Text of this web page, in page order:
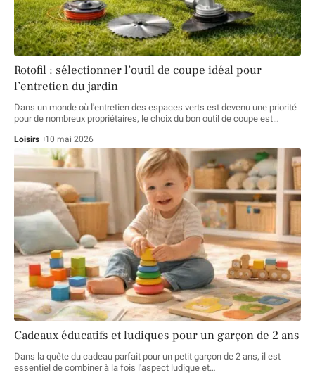
Rotofil : sélectionner l’outil de coupe idéal pour
l’entretien du jardin
Dans un monde où l'entretien des espaces verts est devenu une priorité
pour de nombreux propriétaires, le choix du bon outil de coupe est…
Loisirs 10 mai 2026
Cadeaux éducatifs et ludiques pour un garçon de 2 ans
Dans la quête du cadeau parfait pour un petit garçon de 2 ans, il est
essentiel de combiner à la fois l'aspect ludique et…